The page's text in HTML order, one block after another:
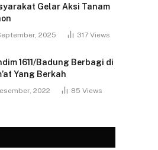
Gelar Aksi Tanam
2025 317 Views
1611/Badung Berbagi di
Yang Berkah
2022 85 Views